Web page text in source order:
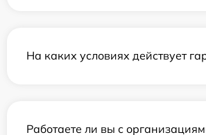
На каких условиях действует
Работаете ли вы с